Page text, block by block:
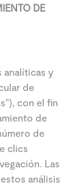
DE
analíticas y
de
con el fin
de
de
clics
Las
análisis